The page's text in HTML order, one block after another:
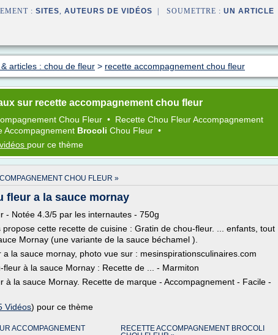
: SITES, AUTEURS DE VIDÉOS | SOUMETTRE : UN ARTICLE
articles : chou de fleur > recette accompagnement chou fleur
sur recette accompagnement chou fleur
Chou Fleur • Recette Chou Fleur Accompagnement
Accompagnement Brocoli Chou Fleur •
pour ce thème
CHOU FLEUR »
fleur a la sauce mornay
- Notée 4.3/5 par les internautes - 750g
cette recette de cuisine : Gratin de chou-fleur. ... enfants, tout
Mornay (une variante de la sauce béchamel ).
la sauce mornay, photo vue sur : mesinspirationsculinaires.com
fleur à la sauce Mornay : Recette de ... - Marmiton
à la sauce Mornay. Recette de marque - Accompagnement - Facile -
Vidéos) pour ce thème
ACCOMPAGNEMENT
RECETTE ACCOMPAGNEMENT BROCOLI